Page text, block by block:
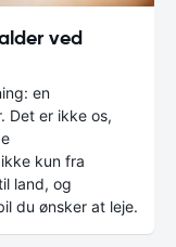
ved
en
Det er ikke os,
kun fra
land, og
du ønsker at leje.